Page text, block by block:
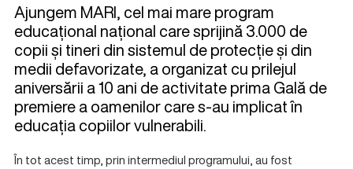
Ajungem MARI, cel mai mare program
educațional național care sprijină 3.000 de
copii și tineri din sistemul de protecție și din
medii defavorizate, a organizat cu prilejul
aniversării a 10 ani de activitate prima Gală de
premiere a oamenilor care s-au implicat în
educația copiilor vulnerabili.
În tot acest timp, prin intermediul programului, au fost